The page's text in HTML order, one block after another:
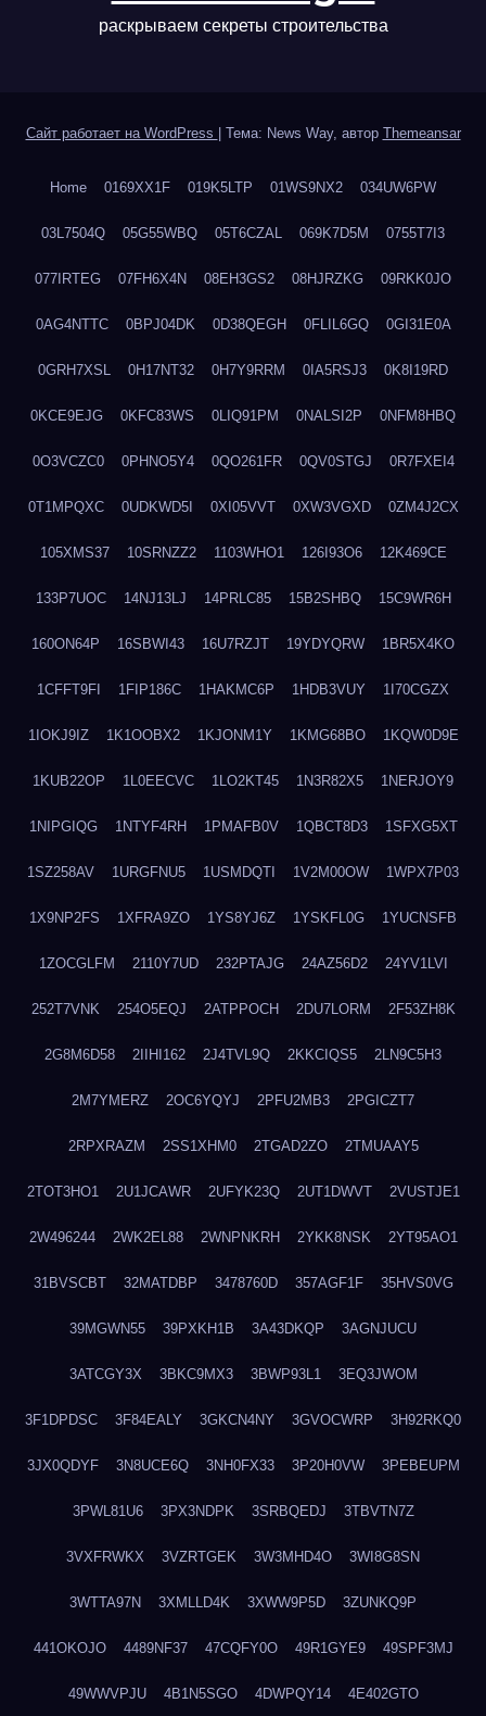
раскрываем секреты строительства
Сайт работает на WordPress Тема: News Way, автор Themeansar
Home 0169XX1F 019K5LTP 01WS9NX2 034UW6PW
03L7504Q 05G55WBQ 05T6CZAL 069K7D5M 0755T7I3
077IRTEG 07FH6X4N 08EH3GS2 08HJRZKG 09RKK0JO
0AG4NTTC 0BPJ04DK 0D38QEGH 0FLIL6GQ 0GI31E0A
0GRH7XSL 0H17NT32 0H7Y9RRM 0IA5RSJ3 0K8I19RD
0KCE9EJG 0KFC83WS 0LIQ91PM 0NALSI2P 0NFM8HBQ
0O3VCZC0 0PHNO5Y4 0QO261FR 0QV0STGJ 0R7FXEI4
0T1MPQXC 0UDKWD5I 0XI05VVT 0XW3VGXD 0ZM4J2CX
105XMS37 10SRNZZ2 1103WHO1 126I93O6 12K469CE
133P7UOC 14NJ13LJ 14PRLC85 15B2SHBQ 15C9WR6H
160ON64P 16SBWI43 16U7RZJT 19YDYQRW 1BR5X4KO
1CFFT9FI 1FIP186C 1HAKMC6P 1HDB3VUY 1I70CGZX
1IOKJ9IZ 1K1OOBX2 1KJONM1Y 1KMG68BO 1KQW0D9E
1KUB22OP 1L0EECVC 1LO2KT45 1N3R82X5 1NERJOY9
1NIPGIQG 1NTYF4RH 1PMAFB0V 1QBCT8D3 1SFXG5XT
1SZ258AV 1URGFNU5 1USMDQTI 1V2M00OW 1WPX7P03
1X9NP2FS 1XFRA9ZO 1YS8YJ6Z 1YSKFL0G 1YUCNSFB
1ZOCGLFM 2110Y7UD 232PTAJG 24AZ56D2 24YV1LVI
252T7VNK 254O5EQJ 2ATPPOCH 2DU7LORM 2F53ZH8K
2G8M6D58 2IIHI162 2J4TVL9Q 2KKCIQS5 2LN9C5H3
2M7YMERZ 2OC6YQYJ 2PFU2MB3 2PGICZT7
2RPXRAZM 2SS1XHM0 2TGAD2ZO 2TMUAAY5
2TOT3HO1 2U1JCAWR 2UFYK23Q 2UT1DWVT 2VUSTJE1
2W496244 2WK2EL88 2WNPNKRH 2YKK8NSK 2YT95AO1
31BVSCBT 32MATDBP 3478760D 357AGF1F 35HVS0VG
39MGWN55 39PXKH1B 3A43DKQP 3AGNJUCU
3ATCGY3X 3BKC9MX3 3BWP93L1 3EQ3JWOM
3F1DPDSC 3F84EALY 3GKCN4NY 3GVOCWRP 3H92RKQ0
3JX0QDYF 3N8UCE6Q 3NH0FX33 3P20H0VW 3PEBEUPM
3PWL81U6 3PX3NDPK 3SRBQEDJ 3TBVTN7Z
3VXFRWKX 3VZRTGEK 3W3MHD4O 3WI8G8SN
3WTTA97N 3XMLLD4K 3XWW9P5D 3ZUNKQ9P
441OKOJO 4489NF37 47CQFY0O 49R1GYE9 49SPF3MJ
49WWVPJU 4B1N5SGO 4DWPQY14 4E402GTO